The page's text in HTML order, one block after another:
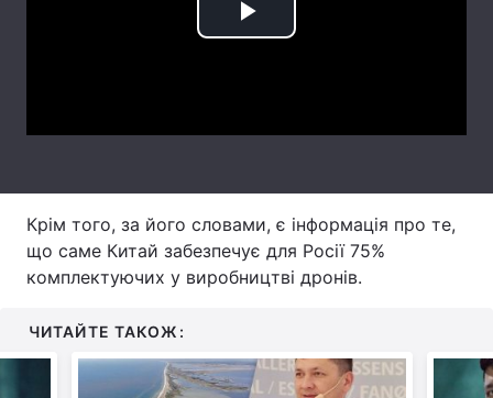
Тема оформлення
Play
Крім того, за його словами, є інформація про те,
що саме Китай забезпечує для Росії 75%
комплектуючих у виробництві дронів.
ЧИТАЙТЕ ТАКОЖ: